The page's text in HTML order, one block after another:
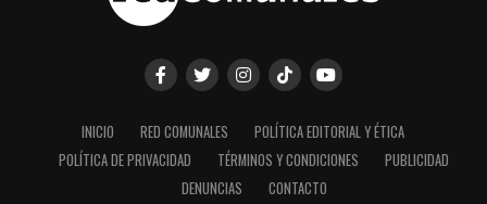
INICIO RED COMUNALES
POLÍTICA EDITORIAL Y ÉTICA
POLÍTICA DE PRIVACIDAD
TÉRMINOS Y CONDICIONES
PUBLICIDAD
DENUNCIAS
CONTACTO